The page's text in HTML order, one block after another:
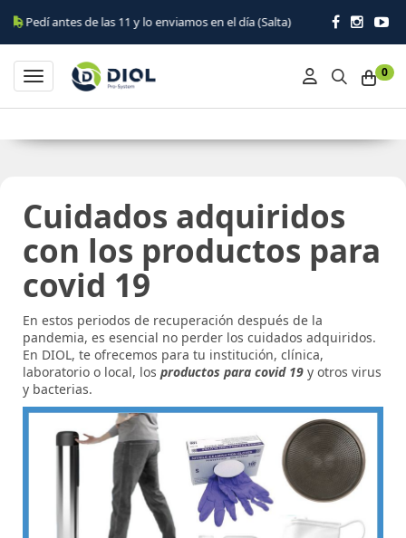
de las 11 y lo enviamos en el día (Salta)
0
Toggle navigation
Cuidados adquiridos
con los productos para
covid 19
En estos periodos de recuperación después de la
pandemia, es esencial no perder los cuidados adquiridos.
En DIOL, te ofrecemos para tu institución, clínica,
laboratorio o local, los productos para covid 19 y otros virus
y bacterias.